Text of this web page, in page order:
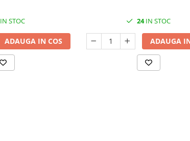
IN STOC
ADAUGA IN COS
24IN STOC
ADAUGA